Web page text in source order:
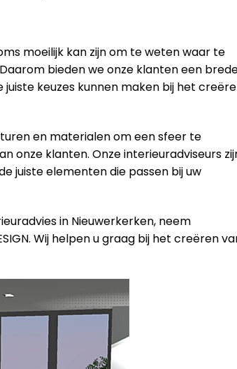
moeilijk kan zijn om te weten waar te
bieden we onze klanten een
keuzes kunnen maken bij het
en materialen om een ​​sfeer te
onze klanten. Onze interieuradviseurs
juiste elementen die passen bij uw
in Nieuwerkerken, neem
Wij helpen u graag bij het creëren